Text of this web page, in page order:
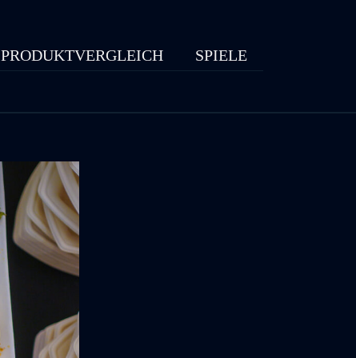
PRODUKTVERGLEICH SPIELE